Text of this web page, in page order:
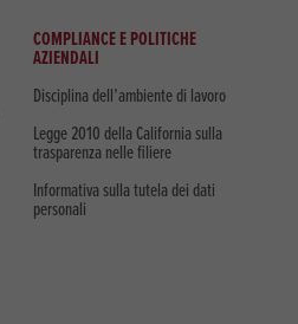
COMPLIANCE E POLITICHE
AZIENDALI
Disciplina dell’ambiente di lavoro
Legge 2010 della California sulla
trasparenza nelle filiere
Informativa sulla tutela dei dati
personali